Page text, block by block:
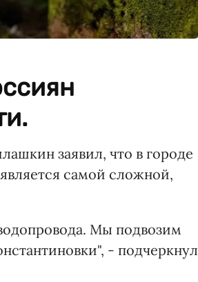
заявил, что в городе
самой сложной,
Мы подвозим
- подчеркнул